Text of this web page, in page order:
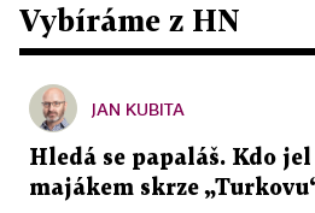
Vybíráme z HN
JAN KUBITA
Hledá se papaláš. Kdo
majákem skrze